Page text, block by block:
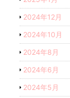
2024年12月
2024年10月
2024年8月
2024年6月
2024年5月